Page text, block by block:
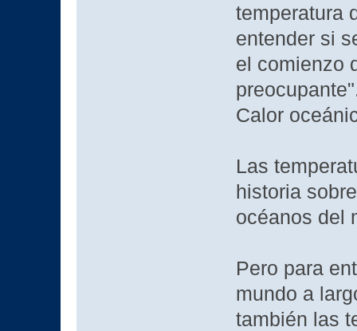
temperatura
entender si
el comienzo
Calor
Las
historia
océanos del
Pero para
mundo a
también las